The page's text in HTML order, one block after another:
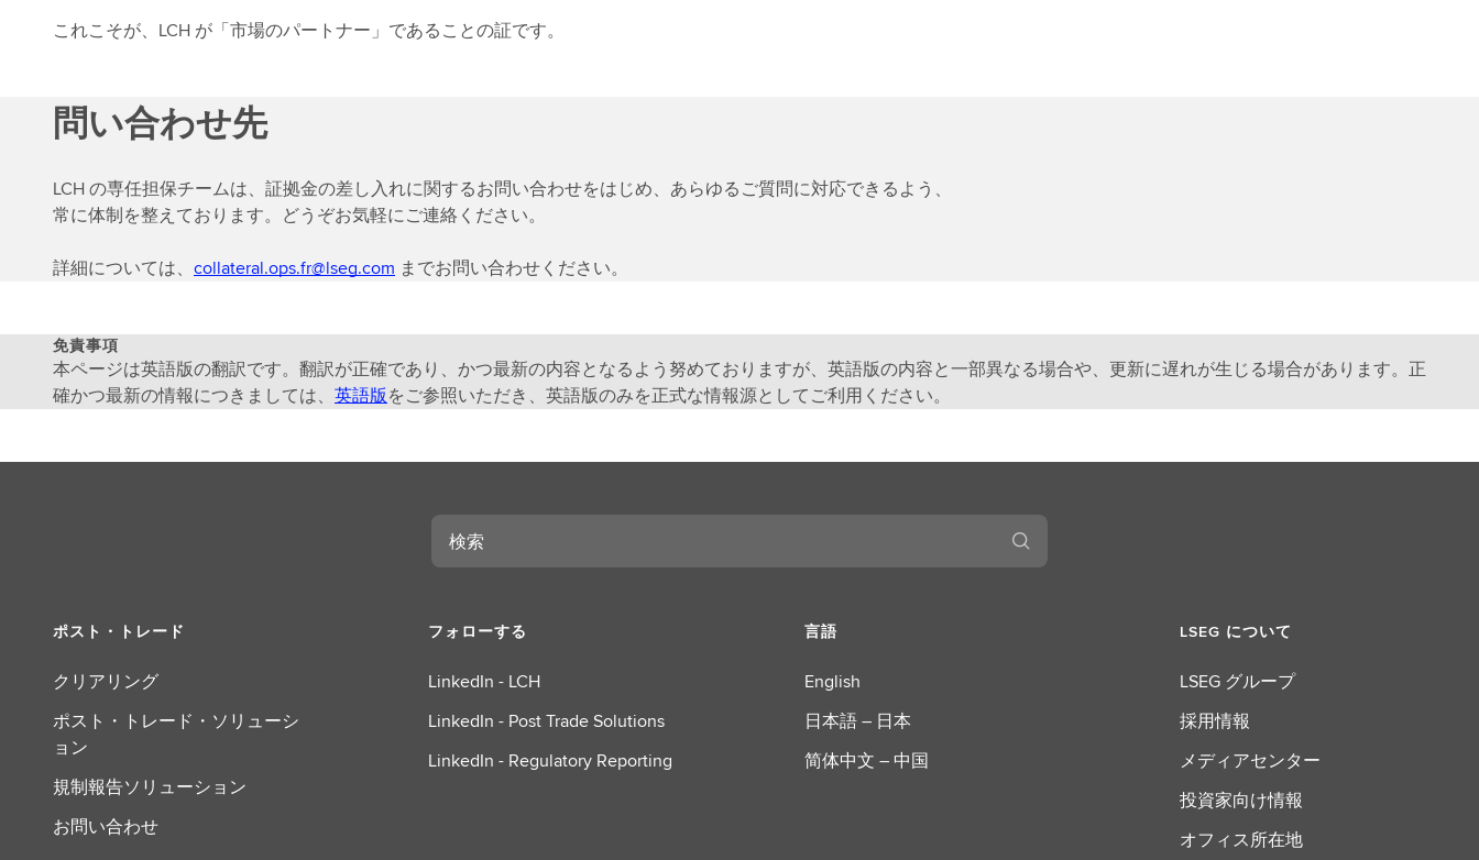
これこそが、LCH が「市場のパートナー」であることの証です。
問い合わせ先
LCH の専任担保チームは、証拠金の差し入れに関するお問い合わせをはじめ、あらゆるご質問に対応できるよう、
常に体制を整えております。どうぞお気軽にご連絡ください。
詳細については、 collateral.ops.fr@lseg.com までお問い合わせください。
免責事項
本ページは英語版の翻訳です。翻訳が正確であり、かつ最新の内容となるよう努めておりますが、英語版の内容と一部異なる場合や、更新に遅れが生じる場合があります。正
確かつ最新の情報につきましては、 英語版をご参照いただき、英語版のみを正式な情報源としてご利用ください。
検
ポスト・トレード
クリアリング
ポスト・トレード・ソリューシ
ョン
規制報告ソリューション
お問い合わせ
フォローする
LinkedIn - LCH
LinkedIn - Post Trade Solutions
LinkedIn - Regulatory Reporting
言語
English
日本語 – 日本
简体中文 – 中国
LSEG について
LSEG グループ
採用情報
メディアセンター
投資家向け情報
オフィス所在地